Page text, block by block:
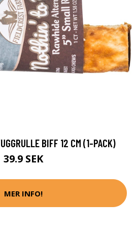
BIFF 12 CM (1-PACK)
39.9 SEK
MER INFO!